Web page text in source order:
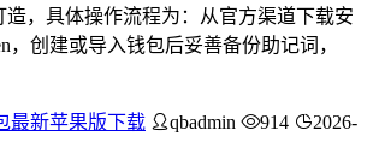
造，具体操作流程为：从官方渠道下载安
，创建或导入钱包后妥善备份助记词，
最新苹果版下载 qbadmin 914
2026-